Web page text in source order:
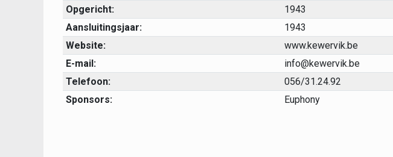
Opgericht:
1943
Aansluitingsjaar:
1943
Website:
www.kewervik.be
E-mail:
info@kewervik.be
Telefoon:
056/31.24.92
Sponsors:
Euphony